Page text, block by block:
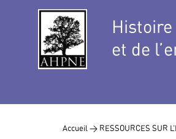
et de
Accueil > RESSOURCES SUR